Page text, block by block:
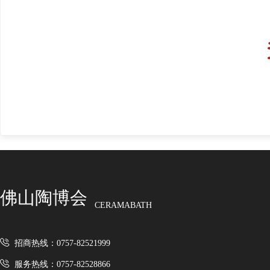
佛山陶博会 CERAMABATH
招商热线：0757-82521999
服务热线：0757-82528866